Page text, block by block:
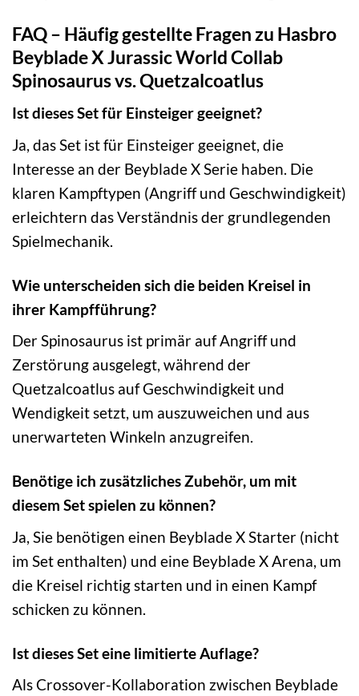
FAQ – Häufig gestellte Fragen zu Hasbro
Beyblade X Jurassic World Collab
Spinosaurus vs. Quetzalcoatlus
Ist dieses Set für Einsteiger geeignet?
Ja, das Set ist für Einsteiger geeignet, die
Interesse an der Beyblade X Serie haben. Die
klaren Kampftypen (Angriff und Geschwindigkeit)
erleichtern das Verständnis der grundlegenden
Spielmechanik.
Wie unterscheiden sich die beiden Kreisel in
ihrer Kampfführung?
Der Spinosaurus ist primär auf Angriff und
Zerstörung ausgelegt, während der
Quetzalcoatlus auf Geschwindigkeit und
Wendigkeit setzt, um auszuweichen und aus
unerwarteten Winkeln anzugreifen.
Benötige ich zusätzliches Zubehör, um mit
diesem Set spielen zu können?
Ja, Sie benötigen einen Beyblade X Starter (nicht
im Set enthalten) und eine Beyblade X Arena, um
die Kreisel richtig starten und in einen Kampf
schicken zu können.
Ist dieses Set eine limitierte Auflage?
Als Crossover-Kollaboration zwischen Beyblade